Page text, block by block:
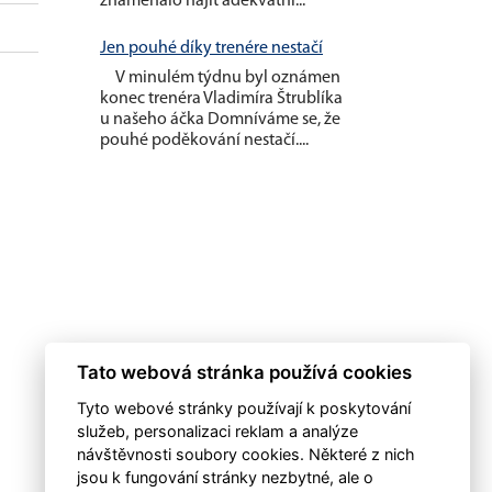
Jen pouhé díky trenére nestačí
V minulém týdnu byl oznámen
konec trenéra Vladimíra Štrublíka
u našeho áčka Domníváme se, že
pouhé poděkování nestačí....
Tato webová stránka používá cookies
Tyto webové stránky používají k poskytování
služeb, personalizaci reklam a analýze
návštěvnosti soubory cookies. Některé z nich
jsou k fungování stránky nezbytné, ale o